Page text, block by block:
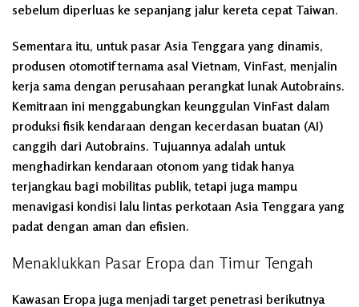
sebelum diperluas ke sepanjang jalur kereta cepat Taiwan.
Sementara itu, untuk pasar Asia Tenggara yang dinamis,
produsen otomotif ternama asal Vietnam, VinFast, menjalin
kerja sama dengan perusahaan perangkat lunak Autobrains.
Kemitraan ini menggabungkan keunggulan VinFast dalam
produksi fisik kendaraan dengan kecerdasan buatan (AI)
canggih dari Autobrains. Tujuannya adalah untuk
menghadirkan kendaraan otonom yang tidak hanya
terjangkau bagi mobilitas publik, tetapi juga mampu
menavigasi kondisi lalu lintas perkotaan Asia Tenggara yang
padat dengan aman dan efisien.
Menaklukkan Pasar Eropa dan Timur Tengah
Kawasan Eropa juga menjadi target penetrasi berikutnya